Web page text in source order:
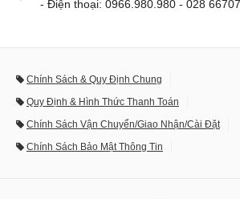
- Điện thoại: 0966.980.980 - 028
Chính Sách & Quy Định Chung
Quy Định & Hình Thức Thanh Toán
Chính Sách Vận Chuyển/Giao Nhận/Cài Đặt
Chính Sách Bảo Mật Thông Tin